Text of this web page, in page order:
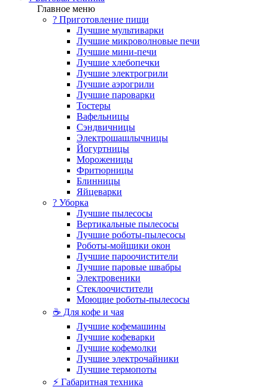
Главное меню
? Приготовление пищи
Лучшие мультиварки
Лучшие микроволновые печи
Лучшие мини-печи
Лучшие хлебопечки
Лучшие электрогрили
Лучшие аэрогрили
Лучшие пароварки
Тостеры
Вафельницы
Сэндвичницы
Электрошашлычницы
Йогуртницы
Мороженицы
Фритюрницы
Блинницы
Яйцеварки
? Уборка
Лучшие пылесосы
Вертикальные пылесосы
Лучшие роботы-пылесосы
Роботы-мойщики окон
Лучшие пароочистители
Лучшие паровые швабры
Электровеники
Стеклоочистители
Моющие роботы-пылесосы
☕ Для кофе и чая
Лучшие кофемашины
Лучшие кофеварки
Лучшие кофемолки
Лучшие электрочайники
Лучшие термопоты
⚡ Габаритная техника